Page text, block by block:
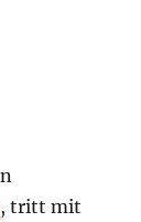
, tritt mit